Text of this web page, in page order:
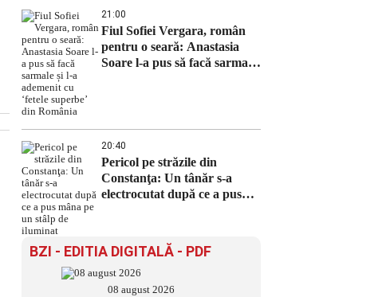
21:00
Fiul Sofiei Vergara, român
pentru o seară: Anastasia
Soare l-a pus să facă sarmale
20:40
Pericol pe străzile din
Constanţa: Un tânăr s-a
electrocutat după ce a pus
BZI - EDITIA DIGITALĂ - PDF
08 august 2026